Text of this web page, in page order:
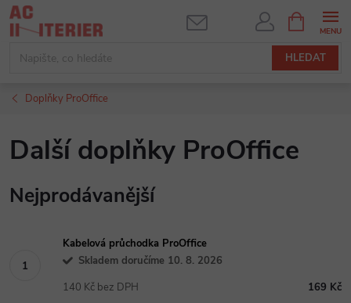
Přejít
na
HLEDAT
NÁKUPNÍ
KOŠÍK
Doplňky ProOffice
Další doplňky ProOffice
Nejprodávanější
Kabelová průchodka ProOffice
Skladem doručíme 10. 8. 2026
169 Kč
140 Kč bez DPH